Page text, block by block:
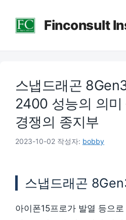
로
Finconsult
스냅드래곤
2400 성능의 의미
경쟁의 종지부
2023-10-02 작성자: bobby
스냅드래곤
아이폰15프로가 발열 등으